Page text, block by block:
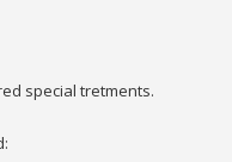
special tretments.